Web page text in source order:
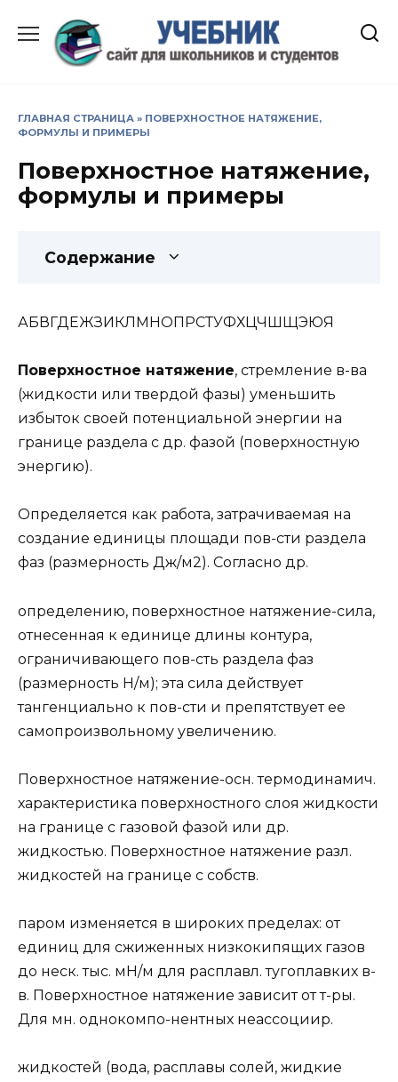
содержанию
ГЛАВНАЯ СТРАНИЦА » ПОВЕРХНОСТНОЕ НАТЯЖЕНИЕ,
ФОРМУЛЫ И ПРИМЕРЫ
Поверхностное натяжение,
формулы и примеры
Содержание
АБВГДЕЖЗИКЛМНОПРСТУФХЦЧШЩЭЮЯ
Поверхностное натяжение, стремление в-ва
(жидкости или твердой фазы) уменьшить
избыток своей потенциальной энергии на
границе раздела с др. фазой (поверхностную
энергию).
Определяется как работа, затрачиваемая на
создание единицы площади пов-сти раздела
фаз (размерность Дж/м2). Согласно др.
определению, поверхностное натяжение-сила,
отнесенная к единице длины контура,
ограничивающего пов-сть раздела фаз
(размерность Н/м); эта сила действует
тангенциально к пов-сти и препятствует ее
самопроизвольному увеличению.
Поверхностное натяжение-осн. термодинамич.
характеристика поверхностного слоя жидкости
на границе с газовой фазой или др.
жидкостью. Поверхностное натяжение разл.
жидкостей на границе с собств.
паром изменяется в широких пределах: от
единиц для сжиженных низкокипящих газов
до неск. тыс. мН/м для расплавл. тугоплавких в-
в. Поверхностное натяжение зависит от т-ры.
Для мн. однокомпо-нентных неассоциир.
жидкостей (вода, расплавы солей, жидкие